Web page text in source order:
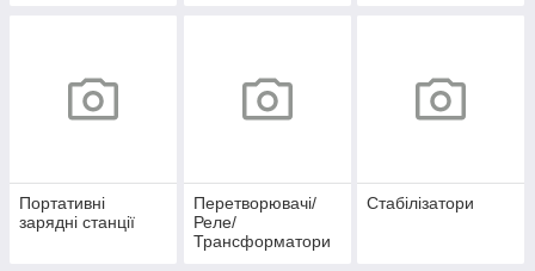
Портативні
зарядні станції
Перетворювачі/
Реле/
Трансформатори
Стабілізатори